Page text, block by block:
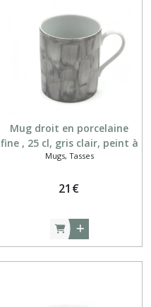
Mug droit en porcelaine
fine , 25 cl, gris clair, peint à
la main
Mugs, Tasses
21 €